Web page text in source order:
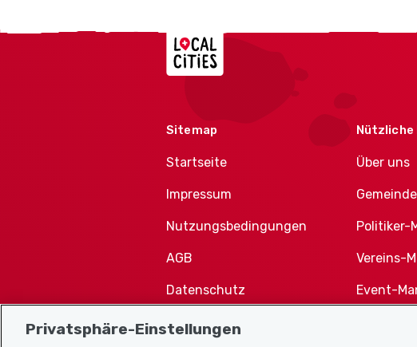
Localcities
Sitemap
Startseite
Impressum
Nutzungsbedingungen
AGB
Datenschutz
Cookie-Richtlinie
Nützliche
Über uns
Politiker-
Vereins-
Event-
Privatsphäre-Einstellungen